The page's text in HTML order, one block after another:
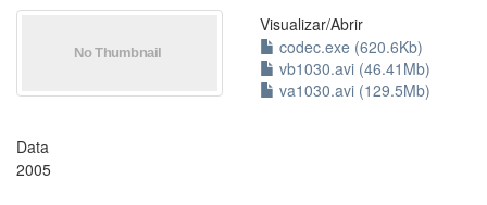
Visualizar/Abrir
codec.exe (620.6Kb)
vb1030.avi (46.41Mb)
va1030.avi (129.5Mb)
Data
2005